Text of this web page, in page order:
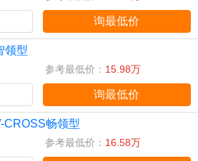
询最低价
领型
参考最低价： 15.98万
询最低价
CROSS畅领型
参考最低价： 16.58万